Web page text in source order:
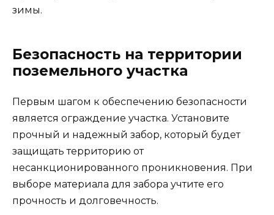
зимы.
Безопасность на территории
поземельного участка
Первым шагом к обеспечению безопасности
является ограждение участка. Установите
прочный и надежный забор, который будет
защищать территорию от
несанкционированного проникновения. При
выборе материала для забора учтите его
прочность и долговечность.